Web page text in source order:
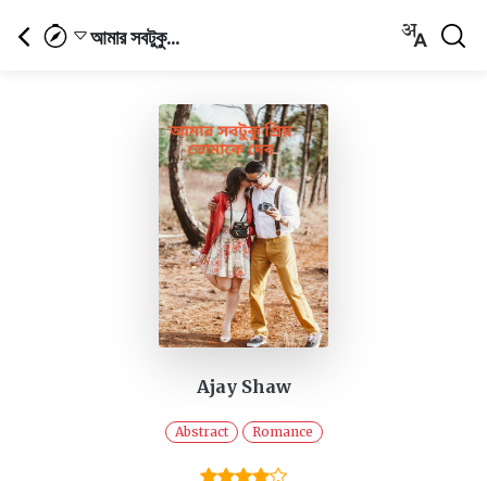
আমার সবটুকু...
Ajay Shaw
Abstract Romance